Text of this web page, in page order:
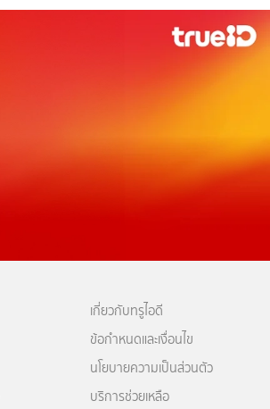
เกี่ยวกับทรูไอดี
ข้อกำหนดและเงื่อนไข
นโยบายความเป็นส่วนตัว
บริการช่วยเหลือ